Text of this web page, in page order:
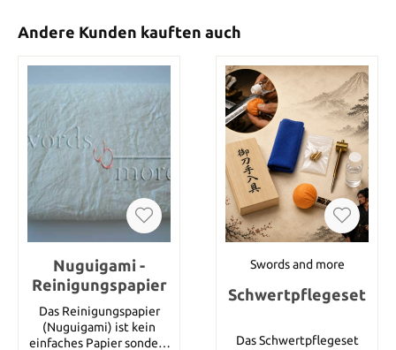
Andere Kunden kauften auch
Nuguigami -
Reinigungspapier
Das Reinigungspapier
(Nuguigami) ist kein
einfaches Papier sondern
Swords and more
Schwertpflegeset
Das Schwertpflegeset